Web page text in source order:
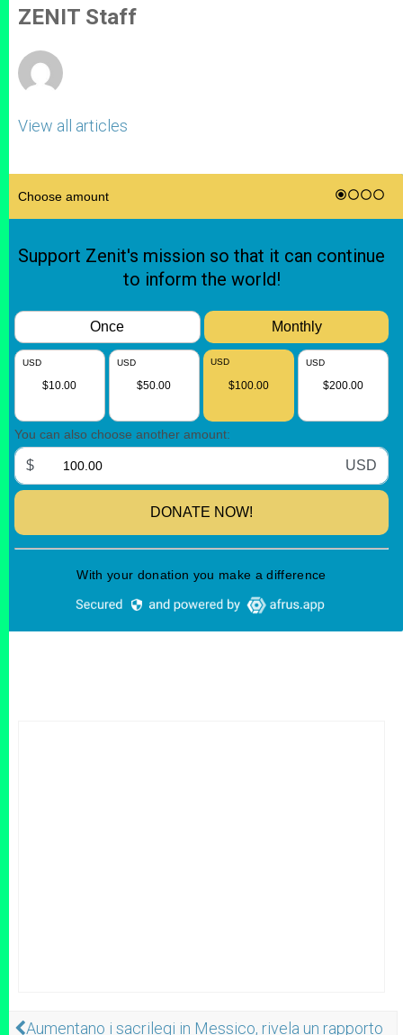
p
p
g
e
o
k
ZENIT Staff
View all articles
Aumentano i sacrilegi in Messico, rivela un rapporto